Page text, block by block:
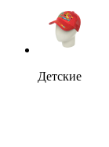
Детские